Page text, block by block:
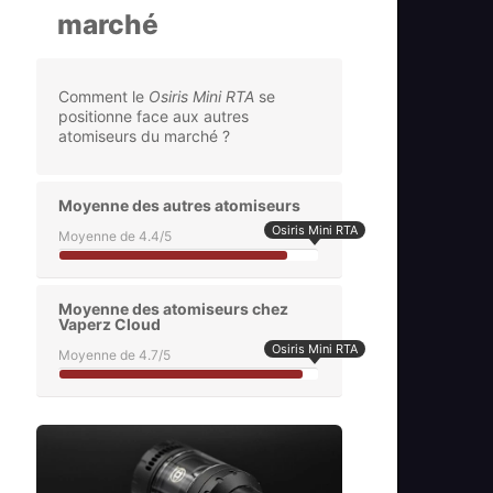
marché
Comment le Osiris Mini RTA se
positionne face aux autres
atomiseurs du marché ?
Moyenne des autres atomiseurs
Moyenne de 4.4/5 Osiris Mini RTA
Moyenne des atomiseurs chez
Vaperz Cloud
Moyenne de 4.7/5 Osiris Mini RTA